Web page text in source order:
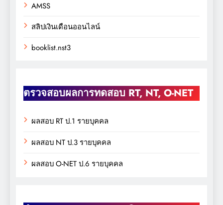
AMSS
สลิปเงินเดือนออนไลน์
booklist.nst3
ตรวจสอบผลการทดสอบ RT, NT, O-NET
ผลสอบ RT ป.1 รายบุคคล
ผลสอบ NT ป.3 รายบุคคล
ผลสอบ O-NET ป.6 รายบุคคล